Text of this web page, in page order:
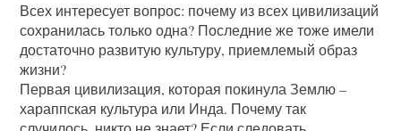
Всех интересует вопрос: почему из всех цивилизаций
сохранилась только одна? Последние же тоже имели
достаточно развитую культуру, приемлемый образ
жизни?
Первая цивилизация, которая покинула Землю –
хараппская культура или Инда. Почему так